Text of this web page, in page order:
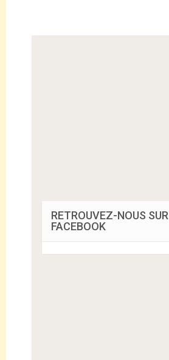
RETROUVEZ-NOUS SUR
FACEBOOK